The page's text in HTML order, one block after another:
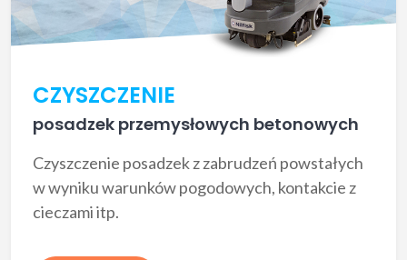
CZYSZCZENIE
posadzek przemysłowych betonowych
Czyszczenie posadzek z zabrudzeń powstałych
w wyniku warunków pogodowych, kontakcie z
cieczami itp.